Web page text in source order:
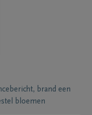
brand een
bloemen